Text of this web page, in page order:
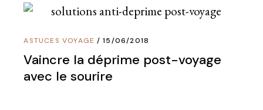
ASTUCES VOYAGE 15/06/2018
Vaincre la déprime post-voyage
avec le sourire